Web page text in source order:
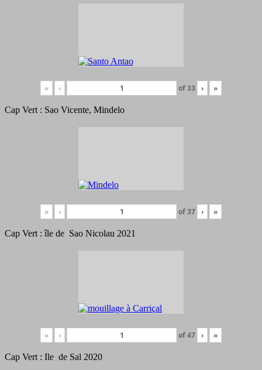
« ‹ of33 › »
Cap Vert : Sao Vicente, Mindelo
« ‹ of37 › »
Cap Vert : île de Sao Nicolau 2021
« ‹ of47 › »
Cap Vert : Ile de Sal 2020